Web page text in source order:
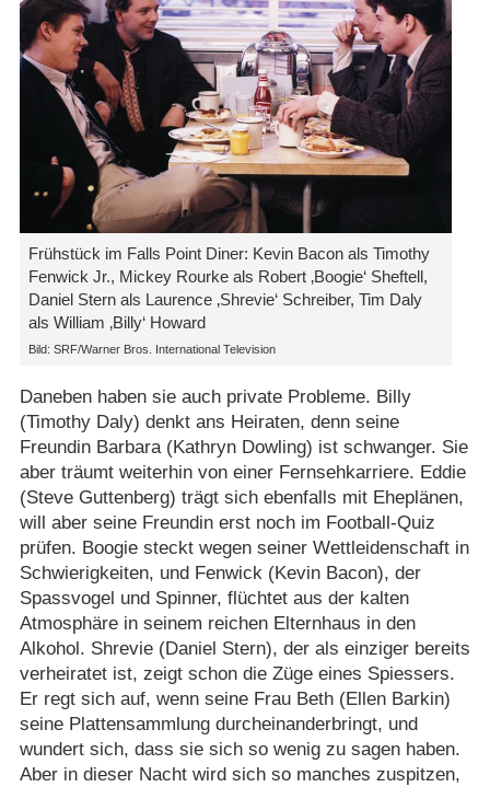
Frühstück im Falls Point Diner: Kevin Bacon als Timothy
Fenwick Jr., Mickey Rourke als Robert ‚Boogie‘ Sheftell,
Daniel Stern als Laurence ‚Shrevie‘ Schreiber, Tim Daly
als William ‚Billy‘ Howard
Bild: SRF/​Warner Bros. International Television
Daneben haben sie auch private Probleme. Billy
(Timothy Daly) denkt ans Heiraten, denn seine
Freundin Barbara (Kathryn Dowling) ist schwanger. Sie
aber träumt weiterhin von einer Fernsehkarriere. Eddie
(Steve Guttenberg) trägt sich ebenfalls mit Eheplänen,
will aber seine Freundin erst noch im Football-Quiz
prüfen. Boogie steckt wegen seiner Wettleidenschaft in
Schwierigkeiten, und Fenwick (Kevin Bacon), der
Spassvogel und Spinner, flüchtet aus der kalten
Atmosphäre in seinem reichen Elternhaus in den
Alkohol. Shrevie (Daniel Stern), der als einziger bereits
verheiratet ist, zeigt schon die Züge eines Spiessers.
Er regt sich auf, wenn seine Frau Beth (Ellen Barkin)
seine Plattensammlung durcheinanderbringt, und
wundert sich, dass sie sich so wenig zu sagen haben.
Aber in dieser Nacht wird sich so manches zuspitzen,